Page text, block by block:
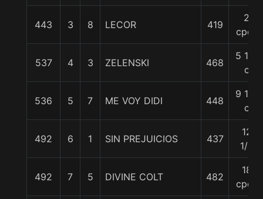
443 3 8 LECOR 419
2
cpos
537 4 3 ZELENSKI 468
5 1/2
c
536 5 7 ME VOY DIDI 448
9 1/4
c
492 6 1 SIN PREJUICIOS 437
12
1/4
492 7 5 DIVINE COLT 482
18
cpos